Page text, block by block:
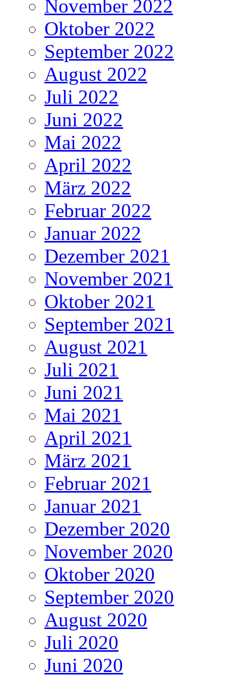
November 2022
Oktober 2022
September 2022
August 2022
Juli 2022
Juni 2022
Mai 2022
April 2022
März 2022
Februar 2022
Januar 2022
Dezember 2021
November 2021
Oktober 2021
September 2021
August 2021
Juli 2021
Juni 2021
Mai 2021
April 2021
März 2021
Februar 2021
Januar 2021
Dezember 2020
November 2020
Oktober 2020
September 2020
August 2020
Juli 2020
Juni 2020